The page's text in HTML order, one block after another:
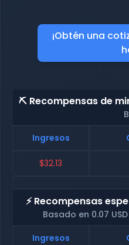
¡Obtén una
⛏️ Recompensas de
Ingresos
$32.13
⚡ Recompensas
Basado en 0.07
Ingresos